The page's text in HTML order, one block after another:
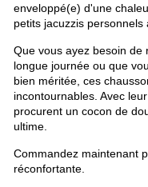
enveloppé(e) d'une
petits jacuzzis personnels
Que vous ayez besoin de
longue journée ou que
bien méritée, ces
incontournables. Avec
procurent un cocon de
ultime.
Commandez maintenant
réconfortante.